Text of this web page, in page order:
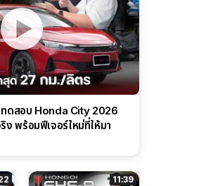
ทดสอบ Honda City 2026
ง พร้อมฟีเจอร์ใหม่ที่ให้มา
11:39